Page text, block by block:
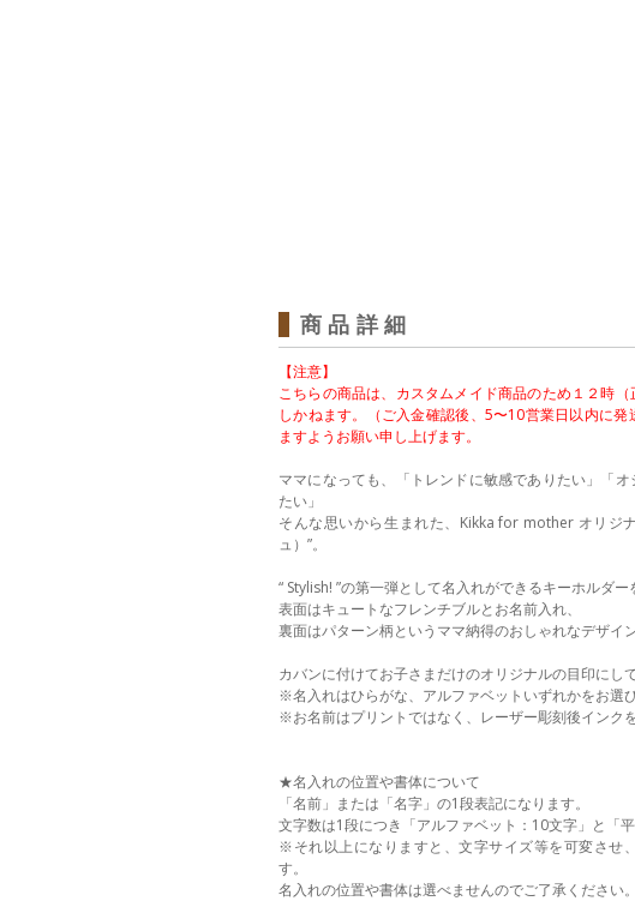
商品詳細
【注意】
こちらの商品は、カスタムメイド商品のため１２時
しかねます。（ご入金確認後、5〜10営業日以内に
ますようお願い申し上げます。
ママになっても、「トレンドに敏感でありたい」「
たい」
そんな思いから生まれた、Kikka for mother オリジ
ュ）”。
“ Stylish! ”の第一弾として名入れができるキーホルダー
表面はキュートなフレンチブルとお名前入れ、
裏面はパターン柄というママ納得のおしゃれなデザイン
カバンに付けてお子さまだけのオリジナルの目印にし
※名入れはひらがな、アルファベットいずれかをお選
※お名前はプリントではなく、レーザー彫刻後インク
★名入れの位置や書体について
「名前」または「名字」の1段表記になります。
文字数は1段につき「アルファベット：10文字」と「
※それ以上になりますと、文字サイズ等を可変させ
す。
名入れの位置や書体は選べませんのでご了承ください。